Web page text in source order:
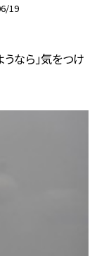
19
うなら」気をつけ